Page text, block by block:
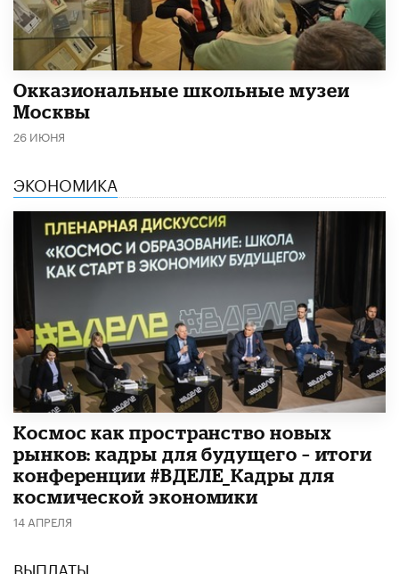
​Окказиональные школьные музеи
Москвы
26 ИЮНЯ
ЭКОНОМИКА
Космос как пространство новых
рынков: кадры для будущего – итоги
конференции #ВДЕЛЕ_Кадры для
космической экономики
14 АПРЕЛЯ
ВЫПЛАТЫ